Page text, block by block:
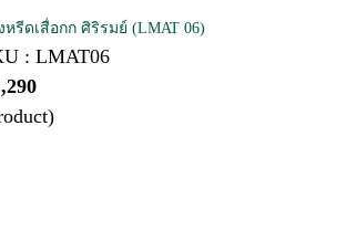
หรีดเสื่อกก ศิริรมย์ (LMAT 06)
: LMAT06